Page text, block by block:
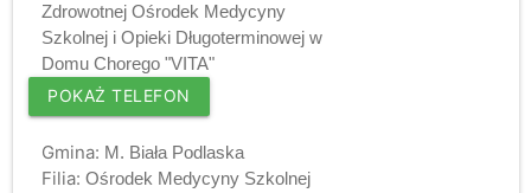
Zdrowotnej Ośrodek Medycyny
Szkolnej i Opieki Długoterminowej w
Domu Chorego "VITA"
POKAŻ TELEFON
Gmina: M. Biała Podlaska
Filia: Ośrodek Medycyny Szkolnej